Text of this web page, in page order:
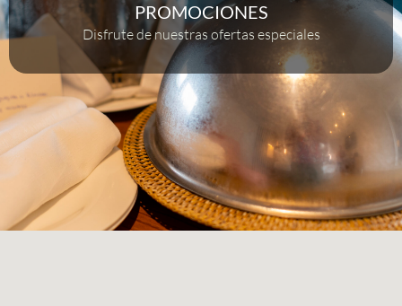
PROMOCIONES
Disfrute de nuestras ofertas especiales